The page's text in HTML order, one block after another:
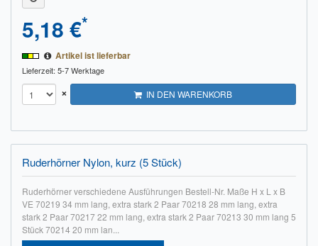
5,18 €*
Artikel ist lieferbar
Lieferzeit: 5-7 Werktage
× IN DEN WARENKORB
Ruderhörner Nylon, kurz (5 Stück)
Ruderhörner verschiedene Ausführungen Bestell-Nr. Maße H x L x B
VE 70219 34 mm lang, extra stark 2 Paar 70218 28 mm lang, extra
stark 2 Paar 70217 22 mm lang, extra stark 2 Paar 70213 30 mm lang 5
Stück 70214 20 mm lan...